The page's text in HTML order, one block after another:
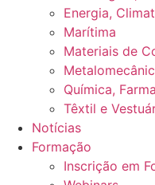
Energia,
Marítima
Materiais de
Química,
Têxtil e
Notícias
Formação
Inscrição em